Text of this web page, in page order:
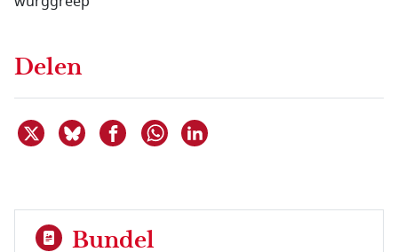
Delen
Deel dit item op X
Deel dit item op Bluesky
Deel dit item op Facebook
Delen via WhatsApp
Bundel